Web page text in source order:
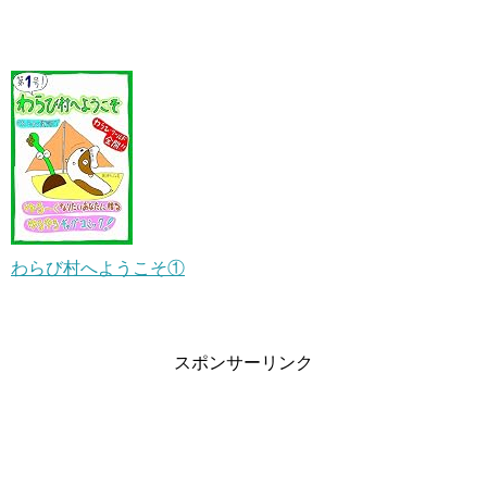
わらび村へようこそ①
スポンサーリンク